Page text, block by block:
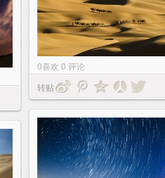
0喜欢 0 评论
转贴